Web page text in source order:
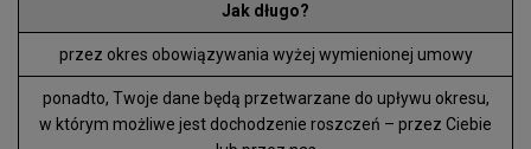
Jak długo?
przez okres obowiązywania wyżej wymienionej umowy
ponadto, Twoje dane będą przetwarzane do upływu okresu,
w którym możliwe jest dochodzenie roszczeń – przez Ciebie